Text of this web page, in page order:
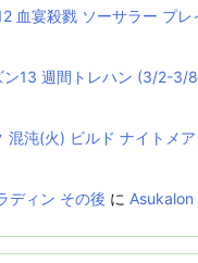
血宴殺戮 ソーサラー プレ
ン13 週間トレハン (3/2-3/
混沌(火) ビルド ナイトメ
ディン その後 に Asukalon